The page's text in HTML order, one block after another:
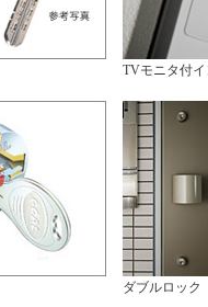
TVモニタ付
ダブルロック